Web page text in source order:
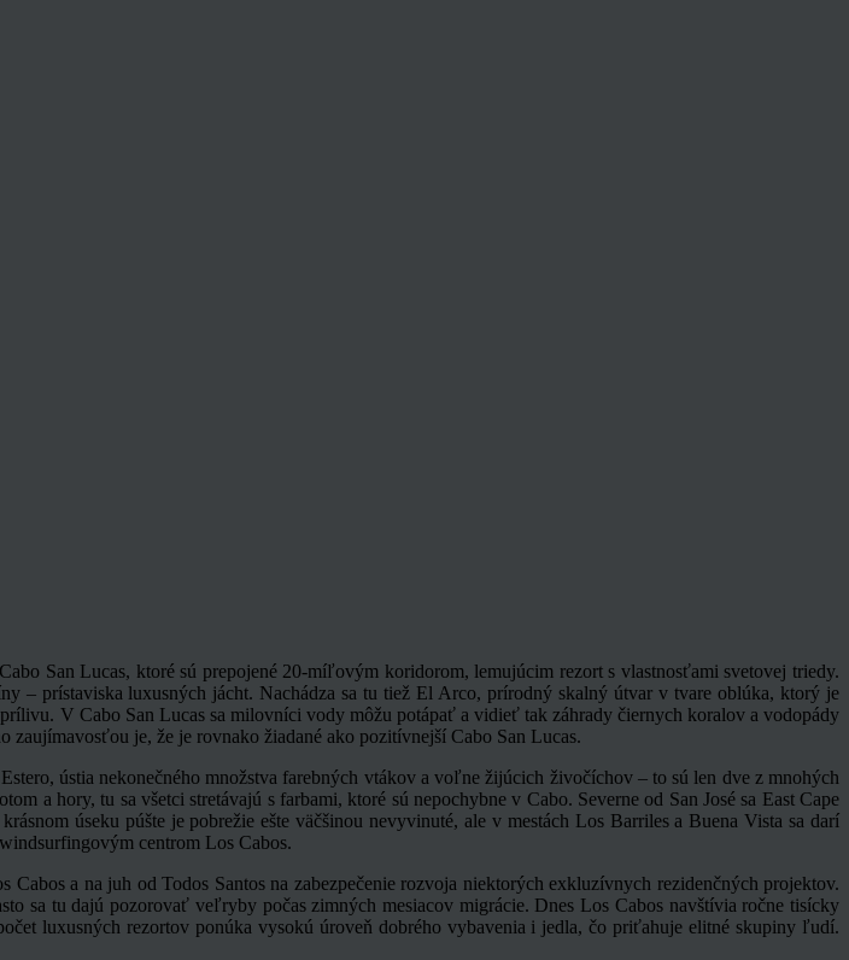
San Lucas, ktoré sú prepojené 20-míľovým koridorom, lemujúcim rezort s vlastnosťami svetovej triedy.
– prístaviska luxusných jácht. Nachádza sa tu tiež El Arco, prírodný skalný útvar v tvare oblúka, ktorý je
V Cabo San Lucas sa milovníci vody môžu potápať a vidieť tak záhrady čiernych koralov a vodopády
zaujímavosťou je, že je rovnako žiadané ako pozitívnejší Cabo San Lucas.
ústia nekonečného množstva farebných vtákov a voľne žijúcich živočíchov – to sú len dve z mnohých
a hory, tu sa všetci stretávajú s farbami, ktoré sú nepochybne v Cabo. Severne od San José sa East Cape
úseku púšte je pobrežie ešte väčšinou nevyvinuté, ale v mestách Los Barriles a Buena Vista sa darí
centrom Los Cabos.
a na juh od Todos Santos na zabezpečenie rozvoja niektorých exkluzívnych rezidenčných projektov.
sa tu dajú pozorovať veľryby počas zimných mesiacov migrácie. Dnes Los Cabos navštívia ročne tisícky
luxusných rezortov ponúka vysokú úroveň dobrého vybavenia i jedla, čo priťahuje elitné skupiny ľudí.